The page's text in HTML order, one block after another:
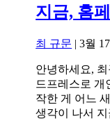
지금, 홈
최 규문 |3월
안녕하세요,
드프레스로 개
작한 게 어느
생각이 나서